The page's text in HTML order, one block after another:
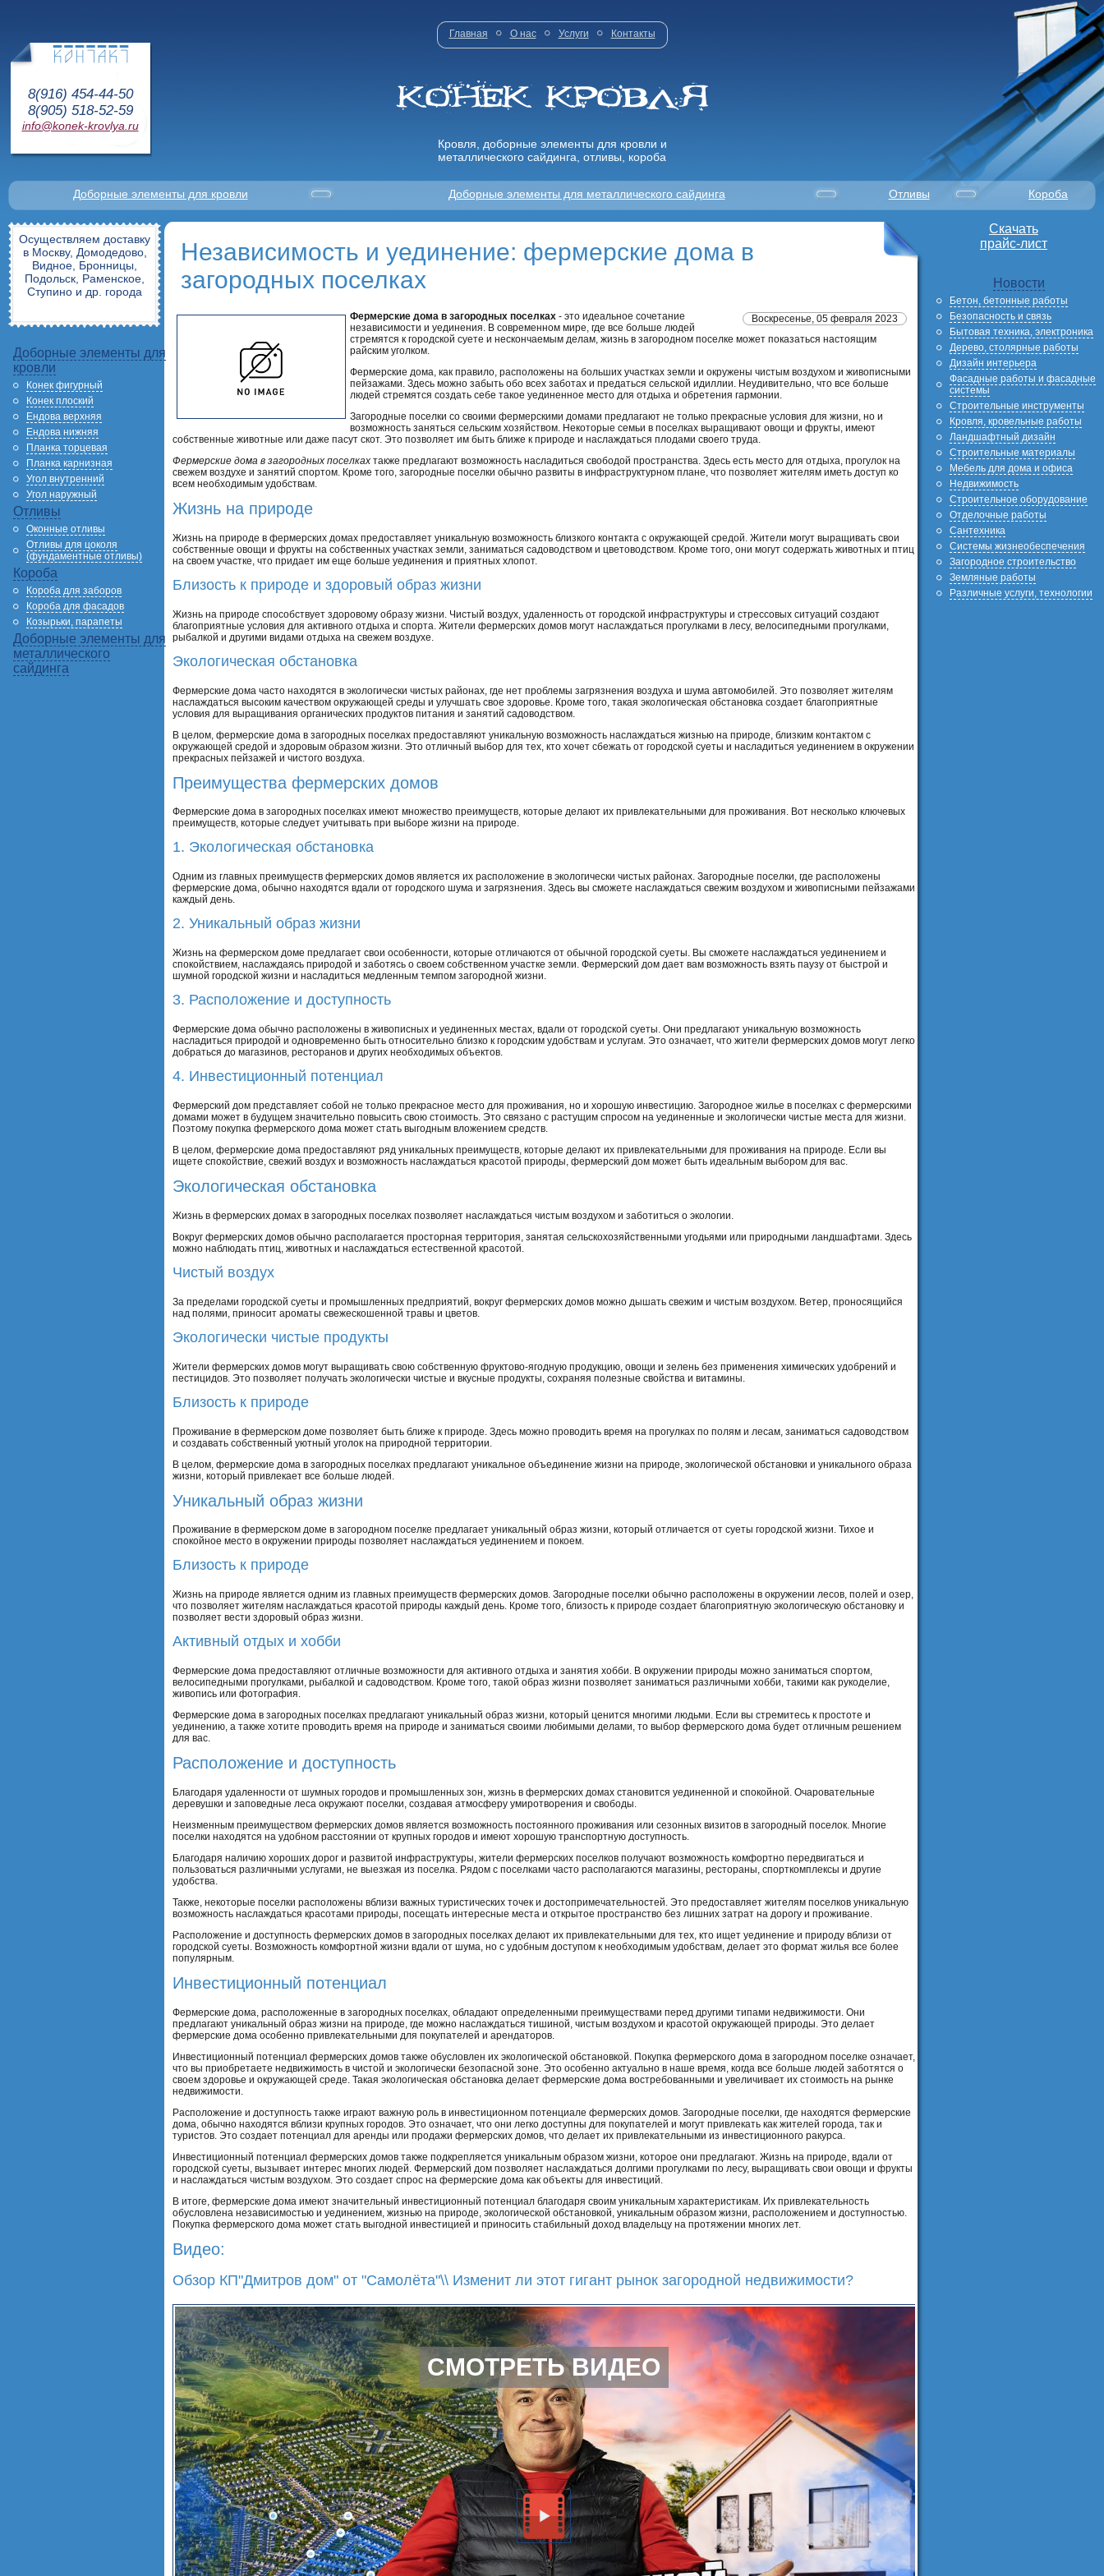
8(916) 454-44-50
8(905) 518-52-59
info@konek-krovlya.ru
Главная О нас Услуги Контакты
Кровля, доборные элементы для кровли и
металлического сайдинга, отливы, короба
Доборные элементы для кровли Доборные элементы для металлического сайдинга Отливы Короба
Осуществляем доставку
в Москву, Домодедово,
Видное, Бронницы,
Подольск, Раменское,
Ступино и др. города
Доборные элементы для
кровли
Конек фигурный
Конек плоский
Ендова верхняя
Ендова нижняя
Планка торцевая
Планка карнизная
Угол внутренний
Угол наружный
Отливы
Оконные отливы
Отливы для цоколя
(фундаментные отливы)
Короба
Короба для заборов
Короба для фасадов
Козырьки, парапеты
Доборные элементы для
металлического
сайдинга
Независимость и уединение: фермерские дома в
загородных поселках
Воскресенье, 05 февраля 2023
Фермерские дома в загородных поселках - это идеальное сочетание
независимости и уединения. В современном мире, где все больше людей
стремятся к городской суете и нескончаемым делам, жизнь в загородном поселке может показаться настоящим
райским уголком.
Фермерские дома, как правило, расположены на больших участках земли и окружены чистым воздухом и живописными
пейзажами. Здесь можно забыть обо всех заботах и предаться сельской идиллии. Неудивительно, что все больше
людей стремятся создать себе такое уединенное место для отдыха и обретения гармонии.
Загородные поселки со своими фермерскими домами предлагают не только прекрасные условия для жизни, но и
возможность заняться сельским хозяйством. Некоторые семьи в поселках выращивают овощи и фрукты, имеют
собственные животные или даже пасут скот. Это позволяет им быть ближе к природе и наслаждаться плодами своего труда.
Фермерские дома в загородных поселках также предлагают возможность насладиться свободой пространства. Здесь есть место для отдыха, прогулок на
свежем воздухе и занятий спортом. Кроме того, загородные поселки обычно развиты в инфраструктурном плане, что позволяет жителям иметь доступ ко
всем необходимым удобствам.
Жизнь на природе
Жизнь на природе в фермерских домах предоставляет уникальную возможность близкого контакта с окружающей средой. Жители могут выращивать свои
собственные овощи и фрукты на собственных участках земли, заниматься садоводством и цветоводством. Кроме того, они могут содержать животных и птиц
на своем участке, что придает им еще больше уединения и приятных хлопот.
Близость к природе и здоровый образ жизни
Жизнь на природе способствует здоровому образу жизни. Чистый воздух, удаленность от городской инфраструктуры и стрессовых ситуаций создают
благоприятные условия для активного отдыха и спорта. Жители фермерских домов могут наслаждаться прогулками в лесу, велосипедными прогулками,
рыбалкой и другими видами отдыха на свежем воздухе.
Экологическая обстановка
Фермерские дома часто находятся в экологически чистых районах, где нет проблемы загрязнения воздуха и шума автомобилей. Это позволяет жителям
наслаждаться высоким качеством окружающей среды и улучшать свое здоровье. Кроме того, такая экологическая обстановка создает благоприятные
условия для выращивания органических продуктов питания и занятий садоводством.
В целом, фермерские дома в загородных поселках предоставляют уникальную возможность наслаждаться жизнью на природе, близким контактом с
окружающей средой и здоровым образом жизни. Это отличный выбор для тех, кто хочет сбежать от городской суеты и насладиться уединением в окружении
прекрасных пейзажей и чистого воздуха.
Преимущества фермерских домов
Фермерские дома в загородных поселках имеют множество преимуществ, которые делают их привлекательными для проживания. Вот несколько ключевых
преимуществ, которые следует учитывать при выборе жизни на природе.
1. Экологическая обстановка
Одним из главных преимуществ фермерских домов является их расположение в экологически чистых районах. Загородные поселки, где расположены
фермерские дома, обычно находятся вдали от городского шума и загрязнения. Здесь вы сможете наслаждаться свежим воздухом и живописными пейзажами
каждый день.
2. Уникальный образ жизни
Жизнь на фермерском доме предлагает свои особенности, которые отличаются от обычной городской суеты. Вы сможете наслаждаться уединением и
спокойствием, наслаждаясь природой и заботясь о своем собственном участке земли. Фермерский дом дает вам возможность взять паузу от быстрой и
шумной городской жизни и насладиться медленным темпом загородной жизни.
3. Расположение и доступность
Фермерские дома обычно расположены в живописных и уединенных местах, вдали от городской суеты. Они предлагают уникальную возможность
насладиться природой и одновременно быть относительно близко к городским удобствам и услугам. Это означает, что жители фермерских домов могут легко
добраться до магазинов, ресторанов и других необходимых объектов.
4. Инвестиционный потенциал
Фермерский дом представляет собой не только прекрасное место для проживания, но и хорошую инвестицию. Загородное жилье в поселках с фермерскими
домами может в будущем значительно повысить свою стоимость. Это связано с растущим спросом на уединенные и экологически чистые места для жизни.
Поэтому покупка фермерского дома может стать выгодным вложением средств.
В целом, фермерские дома предоставляют ряд уникальных преимуществ, которые делают их привлекательными для проживания на природе. Если вы
ищете спокойствие, свежий воздух и возможность наслаждаться красотой природы, фермерский дом может быть идеальным выбором для вас.
Экологическая обстановка
Жизнь в фермерских домах в загородных поселках позволяет наслаждаться чистым воздухом и заботиться о экологии.
Вокруг фермерских домов обычно располагается просторная территория, занятая сельскохозяйственными угодьями или природными ландшафтами. Здесь
можно наблюдать птиц, животных и наслаждаться естественной красотой.
Чистый воздух
За пределами городской суеты и промышленных предприятий, вокруг фермерских домов можно дышать свежим и чистым воздухом. Ветер, проносящийся
над полями, приносит ароматы свежескошенной травы и цветов.
Экологически чистые продукты
Жители фермерских домов могут выращивать свою собственную фруктово-ягодную продукцию, овощи и зелень без применения химических удобрений и
пестицидов. Это позволяет получать экологически чистые и вкусные продукты, сохраняя полезные свойства и витамины.
Близость к природе
Проживание в фермерском доме позволяет быть ближе к природе. Здесь можно проводить время на прогулках по полям и лесам, заниматься садоводством
и создавать собственный уютный уголок на природной территории.
В целом, фермерские дома в загородных поселках предлагают уникальное объединение жизни на природе, экологической обстановки и уникального образа
жизни, который привлекает все больше людей.
Уникальный образ жизни
Проживание в фермерском доме в загородном поселке предлагает уникальный образ жизни, который отличается от суеты городской жизни. Тихое и
спокойное место в окружении природы позволяет наслаждаться уединением и покоем.
Близость к природе
Жизнь на природе является одним из главных преимуществ фермерских домов. Загородные поселки обычно расположены в окружении лесов, полей и озер,
что позволяет жителям наслаждаться красотой природы каждый день. Кроме того, близость к природе создает благоприятную экологическую обстановку и
позволяет вести здоровый образ жизни.
Активный отдых и хобби
Фермерские дома предоставляют отличные возможности для активного отдыха и занятия хобби. В окружении природы можно заниматься спортом,
велосипедными прогулками, рыбалкой и садоводством. Кроме того, такой образ жизни позволяет заниматься различными хобби, такими как рукоделие,
живопись или фотография.
Фермерские дома в загородных поселках предлагают уникальный образ жизни, который ценится многими людьми. Если вы стремитесь к простоте и
уединению, а также хотите проводить время на природе и заниматься своими любимыми делами, то выбор фермерского дома будет отличным решением
для вас.
Расположение и доступность
Благодаря удаленности от шумных городов и промышленных зон, жизнь в фермерских домах становится уединенной и спокойной. Очаровательные
деревушки и заповедные леса окружают поселки, создавая атмосферу умиротворения и свободы.
Неизменным преимуществом фермерских домов является возможность постоянного проживания или сезонных визитов в загородный поселок. Многие
поселки находятся на удобном расстоянии от крупных городов и имеют хорошую транспортную доступность.
Благодаря наличию хороших дорог и развитой инфраструктуры, жители фермерских поселков получают возможность комфортно передвигаться и
пользоваться различными услугами, не выезжая из поселка. Рядом с поселками часто располагаются магазины, рестораны, спорткомплексы и другие
удобства.
Также, некоторые поселки расположены вблизи важных туристических точек и достопримечательностей. Это предоставляет жителям поселков уникальную
возможность наслаждаться красотами природы, посещать интересные места и открытое пространство без лишних затрат на дорогу и проживание.
Расположение и доступность фермерских домов в загородных поселках делают их привлекательными для тех, кто ищет уединение и природу вблизи от
городской суеты. Возможность комфортной жизни вдали от шума, но с удобным доступом к необходимым удобствам, делает это формат жилья все более
популярным.
Инвестиционный потенциал
Фермерские дома, расположенные в загородных поселках, обладают определенными преимуществами перед другими типами недвижимости. Они
предлагают уникальный образ жизни на природе, где можно наслаждаться тишиной, чистым воздухом и красотой окружающей природы. Это делает
фермерские дома особенно привлекательными для покупателей и арендаторов.
Инвестиционный потенциал фермерских домов также обусловлен их экологической обстановкой. Покупка фермерского дома в загородном поселке означает,
что вы приобретаете недвижимость в чистой и экологически безопасной зоне. Это особенно актуально в наше время, когда все больше людей заботятся о
своем здоровье и окружающей среде. Такая экологическая обстановка делает фермерские дома востребованными и увеличивает их стоимость на рынке
недвижимости.
Расположение и доступность также играют важную роль в инвестиционном потенциале фермерских домов. Загородные поселки, где находятся фермерские
дома, обычно находятся вблизи крупных городов. Это означает, что они легко доступны для покупателей и могут привлекать как жителей города, так и
туристов. Это создает потенциал для аренды или продажи фермерских домов, что делает их привлекательными из инвестиционного ракурса.
Инвестиционный потенциал фермерских домов также подкрепляется уникальным образом жизни, которое они предлагают. Жизнь на природе, вдали от
городской суеты, вызывает интерес многих людей. Фермерский дом позволяет наслаждаться долгими прогулками по лесу, выращивать свои овощи и фрукты
и наслаждаться чистым воздухом. Это создает спрос на фермерские дома как объекты для инвестиций.
В итоге, фермерские дома имеют значительный инвестиционный потенциал благодаря своим уникальным характеристикам. Их привлекательность
обусловлена независимостью и уединением, жизнью на природе, экологической обстановкой, уникальным образом жизни, расположением и доступностью.
Покупка фермерского дома может стать выгодной инвестицией и приносить стабильный доход владельцу на протяжении многих лет.
Видео:
Обзор КП"Дмитров дом" от "Самолёта"\\ Изменит ли этот гигант рынок загородной недвижимости?
СМОТРЕТЬ ВИДЕО
Скачать
прайс-лист
Новости
Бетон, бетонные работы
Безопасность и связь
Бытовая техника, электроника
Дерево, столярные работы
Дизайн интерьера
Фасадные работы и фасадные
системы
Строительные инструменты
Кровля, кровельные работы
Ландшафтный дизайн
Строительные материалы
Мебель для дома и офиса
Недвижимость
Строительное оборудование
Отделочные работы
Сантехника
Системы жизнеобеспечения
Загородное строительство
Земляные работы
Различные услуги, технологии